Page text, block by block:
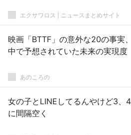
エクサワロス | ニュースまとめサイト
映画「BTTF」の意外な20の事実
中で予想されていた未来の実現度
あのころの
女の子とLINEしてるんやけど3、
に間隔空く